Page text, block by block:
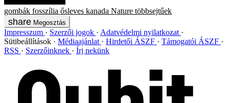
gombák fosszília ősleves kanada Nature többsejtűek
Megosztás
Impresszum Szerzői jogok
Adatvédelmi nyilatkozat
Sütibeállítások
Médiaajánlat Hirdetői ÁSZF
Támogatói ÁSZF
RSS
Szerzőinknek Írj nekünk